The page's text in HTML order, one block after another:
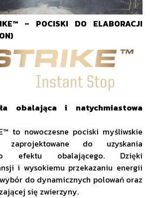
– POCISKI DO ELABORACJI
obalająca i natychmiastowa
to nowoczesne pociski myśliwskie
do uzyskania
efektu obalającego. Dzięki
i wysokiemu przekazaniu energii
do dynamicznych polowań oraz
się zwierzyny.